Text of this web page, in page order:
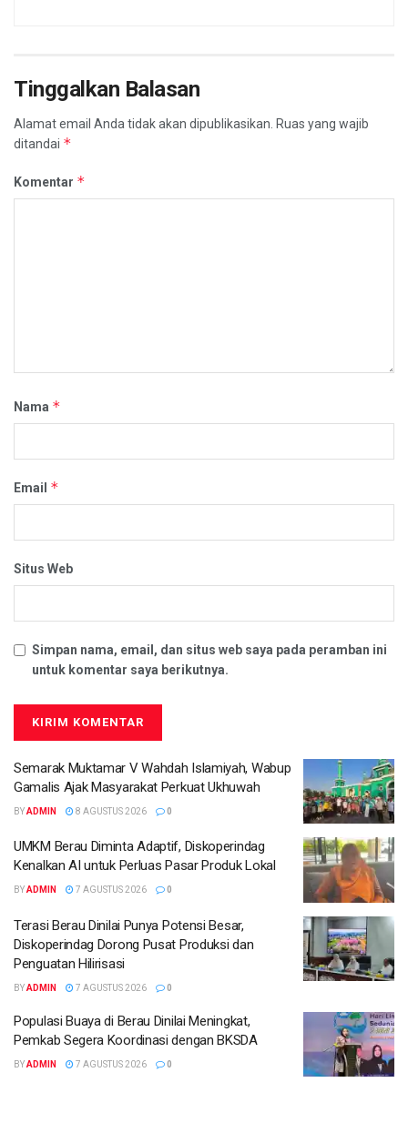
Tinggalkan Balasan
Alamat email Anda tidak akan dipublikasikan. Ruas yang wajib
ditandai *
Komentar *
Nama *
Email *
Situs Web
Simpan nama, email, dan situs web saya pada peramban ini
untuk komentar saya berikutnya.
Semarak Muktamar V Wahdah Islamiyah, Wabup
Gamalis Ajak Masyarakat Perkuat Ukhuwah
BYADMIN 8 AGUSTUS 2026 0
UMKM Berau Diminta Adaptif, Diskoperindag
Kenalkan AI untuk Perluas Pasar Produk Lokal
BYADMIN 7 AGUSTUS 2026 0
Terasi Berau Dinilai Punya Potensi Besar,
Diskoperindag Dorong Pusat Produksi dan
Penguatan Hilirisasi
BYADMIN 7 AGUSTUS 2026 0
Populasi Buaya di Berau Dinilai Meningkat,
Pemkab Segera Koordinasi dengan BKSDA
BYADMIN 7 AGUSTUS 2026 0